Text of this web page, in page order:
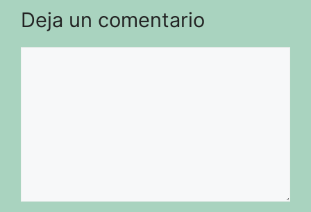
Deja un comentario